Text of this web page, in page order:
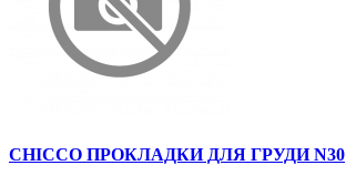
CHICCO ПРОКЛАДКИ ДЛЯ ГРУДИ N30